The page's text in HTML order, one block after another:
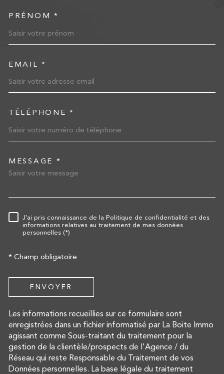
PRÉNOM *
EMAIL *
TÉLÉPHONE *
MESSAGE *
RÈGLEMENTATION
J'ai pris connaissance de la Politique de confidentialité et des
informations relatives au traitement de mes données
personnelles (*)
* Champ obligatoire
ENVOYER
Les informations recueillies sur ce formulaire sont
enregistrées dans un fichier informatisé par La Boite Immo
agissant comme Sous-traitant du traitement pour la
gestion de la clientèle/prospects de l'Agence / du
Réseau qui reste Responsable du Traitement de vos
Données personnelles. La base légale du traitement